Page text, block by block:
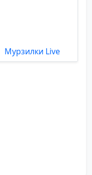
Мурзилки Live